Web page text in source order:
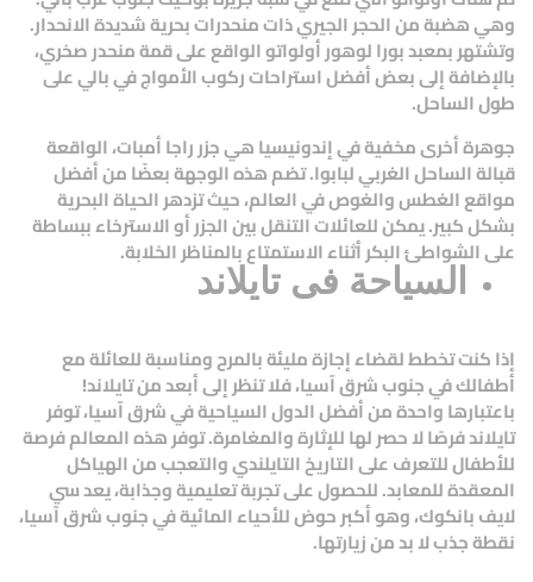
وهي هضبة من الحجر الجيري ذات منحدرات بحرية شديدة الانحدار.
وتشتهر بمعبد بورا لوهور أولواتو الواقع على قمة منحدر صخري،
بالإضافة إلى بعض أفضل استراحات ركوب الأمواج في بالي على
طول الساحل.
جوهرة أخرى مخفية في إندونيسيا هي جزر راجا أمبات، الواقعة
قبالة الساحل الغربي لبابوا. تضم هذه الوجهة بعضًا من أفضل
مواقع الغطس والغوص في العالم، حيث تزدهر الحياة البحرية
بشكل كبير. يمكن للعائلات التنقل بين الجزر أو الاسترخاء ببساطة
على الشواطئ البكر أثناء الاستمتاع بالمناظر الخلابة.
السياحة فى تايلاند
إذا كنت تخطط لقضاء إجازة مليئة بالمرح ومناسبة للعائلة مع
أطفالك في جنوب شرق آسيا، فلا تنظر إلى أبعد من تايلاند!
باعتبارها واحدة من أفضل الدول السياحية في شرق آسيا، توفر
تايلاند فرصًا لا حصر لها للإثارة والمغامرة. توفر هذه المعالم فرصة
للأطفال للتعرف على التاريخ التايلندي والتعجب من الهياكل
المعقدة للمعابد. للحصول على تجربة تعليمية وجذابة، يعد سي
لايف بانكوك، وهو أكبر حوض للأحياء المائية في جنوب شرق آسيا،
نقطة جذب لا بد من زيارتها.